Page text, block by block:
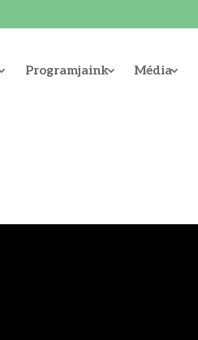
Programjaink Média